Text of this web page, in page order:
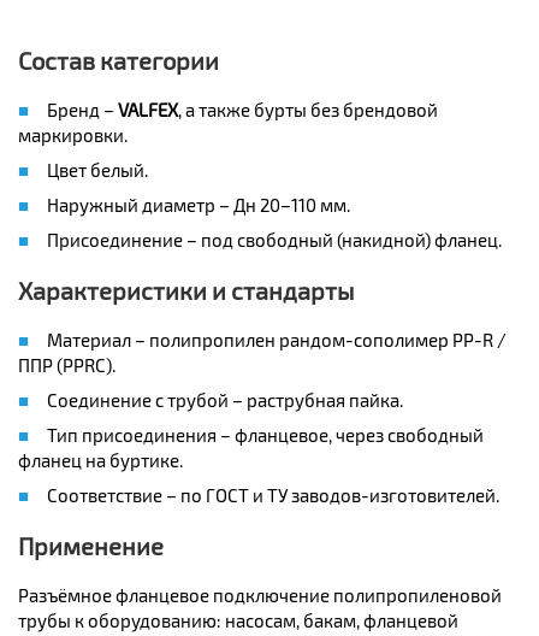
Состав категории
Бренд – VALFEX, а также бурты без брендовой
маркировки.
Цвет белый.
Наружный диаметр – Дн 20–110 мм.
Присоединение – под свободный (накидной) фланец.
Характеристики и стандарты
Материал – полипропилен рандом-сополимер PP-R /
ППР (PPRC).
Соединение с трубой – раструбная пайка.
Тип присоединения – фланцевое, через свободный
фланец на буртике.
Соответствие – по ГОСТ и ТУ заводов-изготовителей.
Применение
Разъёмное фланцевое подключение полипропиленовой
трубы к оборудованию: насосам, бакам, фланцевой